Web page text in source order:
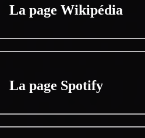
La page Wikipédia
La page Spotify